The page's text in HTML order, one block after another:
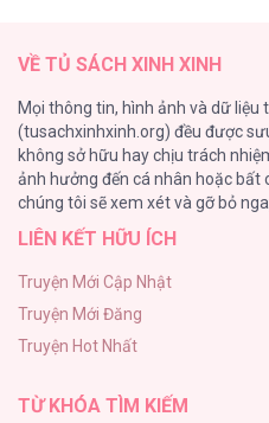
140
Phạm Luật
123
Làm vị cứu tinh thật dễ
|END| Định Tên Mối
109
VỀ TỦ SÁCH XINH XINH
Mọi thông tin, hình ảnh và dữ
(tusachxinhxinh.org) đều được
không sở hữu hay chịu trách
ảnh hưởng đến cá nhân hoặc bất
chúng tôi sẽ xem xét và gỡ bỏ
LIÊN KẾT HỮU ÍCH
Truyện Mới Cập Nhật
Truyện Mới Đăng
Truyện Hot Nhất
TỪ KHÓA TÌM KIẾM